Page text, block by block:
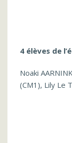
4 élèves de
Noaki
(CM1), Lily Le